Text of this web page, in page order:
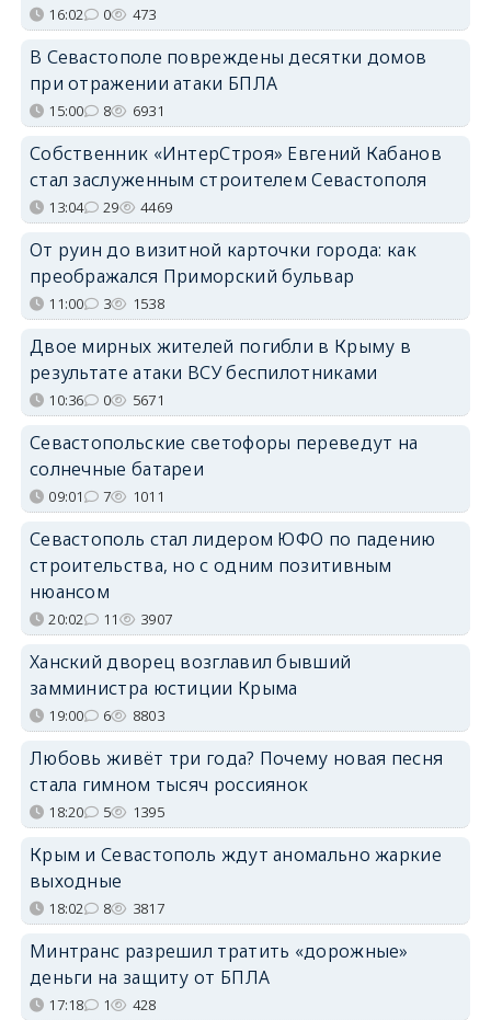
16:02 0 473
В Севастополе повреждены десятки домов
при отражении атаки БПЛА
15:00 8 6931
Собственник «ИнтерСтроя» Евгений Кабанов
стал заслуженным строителем Севастополя
13:04 29 4469
От руин до визитной карточки города: как
преображался Приморский бульвар
11:00 3 1538
Двое мирных жителей погибли в Крыму в
результате атаки ВСУ беспилотниками
10:36 0 5671
Севастопольские светофоры переведут на
солнечные батареи
09:01 7 1011
Севастополь стал лидером ЮФО по падению
строительства, но с одним позитивным
нюансом
20:02 11 3907
Ханский дворец возглавил бывший
замминистра юстиции Крыма
19:00 6 8803
Любовь живёт три года? Почему новая песня
стала гимном тысяч россиянок
18:20 5 1395
Крым и Севастополь ждут аномально жаркие
выходные
18:02 8 3817
Минтранс разрешил тратить «дорожные»
деньги на защиту от БПЛА
17:18 1 428